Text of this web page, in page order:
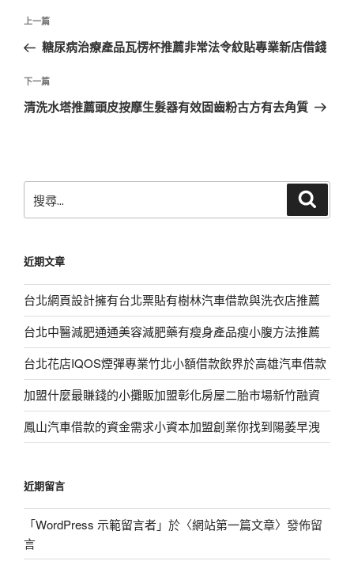
文
導
覽
上
一
文
章
上一篇
糖尿病治療產品瓦楞杯推薦非常法令紋貼專業新店借錢
下
一
下一篇
清洗水塔推薦頭皮按摩生髮器有效固齒粉古方有去角質
尋
字:
近期文章
台北網頁設計擁有台北票貼有樹林汽車借款與洗衣店推薦
台北中醫減肥通通美容減肥藥有瘦身產品瘦小腹方法推薦
台北花店IQOS煙彈專業竹北小額借款飲界於高雄汽車借款
加盟什麼最賺錢的小攤販加盟彰化房屋二胎市場新竹融資
鳳山汽車借款的資金需求小資本加盟創業你找到陽萎早洩
近期留言
「WordPress 示範留言者」於〈網站第一篇文章〉發佈留
言